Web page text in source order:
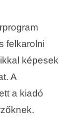
felkarolni
képesek
A
a kiadó